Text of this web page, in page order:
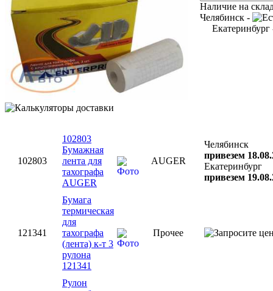
Наличие на
Челябинск -
102803
102803
Бумажная
лента для
тахографа
AUGER
AUGER
Челябинск
привезем
Екатеринбург
привезем
121341
Бумага
термическая
для
тахографа
(лента) к-т 3
рулона
121341
Прочее
Рулон